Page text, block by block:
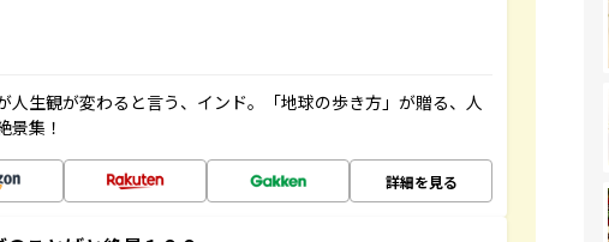
人生観が変わると言う、インド。「地球の歩き方」が贈る、人
景集！
詳細を見る